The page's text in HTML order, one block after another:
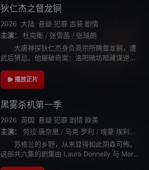
狄仁杰之督龙锏
2026 大陆 悬疑 犯罪 古装 剧情
主演：
杜奕衡 / 张雪菡 / 张珹朗
大唐神探狄仁杰身负高宗所赐督龙锏，遭
武后猜忌。他屡破奇案：洛阳赌坊暗藏谋逆、
仁杰周旋于武后、太子及各方势力间，以智破
局，以忠护国，终揭穿重重阴谋，守护大唐安
播放正片
黑雾杀机第一季
2026 英国 悬疑 犯罪 剧情 欧美
主演：
劳拉·唐奈里 / 马克·罗利 / 埃蒙·埃利奥特
苏格兰的乡野，从未显得如此阴森可怖。
这部共六集的剧集由 Laura Donnelly 与 Mark